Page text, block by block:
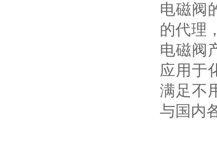
电磁阀
的代理
电磁阀
应用于
满足不
与国内